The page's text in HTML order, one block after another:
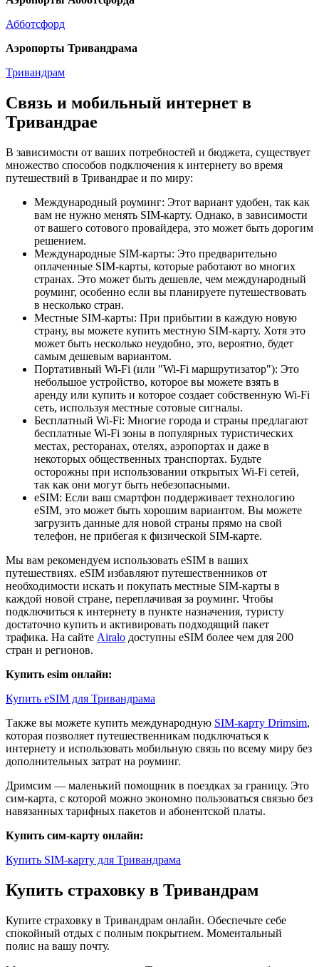
Абботсфорд
Аэропорты Тривандрама
Тривандрам
Связь и мобильный интернет в
Тривандрае
В зависимости от ваших потребностей и бюджета, существует
множество способов подключения к интернету во время
путешествий в Тривандрае и по миру:
Международный роуминг: Этот вариант удобен, так как
вам не нужно менять SIM-карту. Однако, в зависимости
от вашего сотового провайдера, это может быть дорогим
решением.
Международные SIM-карты: Это предварительно
оплаченные SIM-карты, которые работают во многих
странах. Это может быть дешевле, чем международный
роуминг, особенно если вы планируете путешествовать
в несколько стран.
Местные SIM-карты: При прибытии в каждую новую
страну, вы можете купить местную SIM-карту. Хотя это
может быть несколько неудобно, это, вероятно, будет
самым дешевым вариантом.
Портативный Wi-Fi (или "Wi-Fi маршрутизатор"): Это
небольшое устройство, которое вы можете взять в
аренду или купить и которое создает собственную Wi-Fi
сеть, используя местные сотовые сигналы.
Бесплатный Wi-Fi: Многие города и страны предлагают
бесплатные Wi-Fi зоны в популярных туристических
местах, ресторанах, отелях, аэропортах и даже в
некоторых общественных транспортах. Будьте
осторожны при использовании открытых Wi-Fi сетей,
так как они могут быть небезопасными.
eSIM: Если ваш смартфон поддерживает технологию
eSIM, это может быть хорошим вариантом. Вы можете
загрузить данные для новой страны прямо на свой
телефон, не прибегая к физической SIM-карте.
Мы вам рекомендуем использовать eSIM в ваших
путешествиях. eSIM избавляют путешественников от
необходимости искать и покупать местные SIM-карты в
каждой новой стране, переплачивая за роуминг. Чтобы
подключиться к интернету в пункте назначения, туристу
достаточно купить и активировать подходящий пакет
трафика. На сайте Airalo доступны eSIM более чем для 200
стран и регионов.
Купить esim онлайн:
Купить eSIM для Тривандрама
Также вы можете купить международную SIM-карту Drimsim,
которая позволяет путешественникам подключаться к
интернету и использовать мобильную связь по всему миру без
дополнительных затрат на роуминг.
Дримсим — маленький помощник в поездках за границу. Это
сим-карта, с которой можно экономно пользоваться связью без
навязанных тарифных пакетов и абонентской платы.
Купить сим-карту онлайн:
Купить SIM-карту для Тривандрама
Купить страховку в Тривандрам
Купите страховку в Тривандрам онлайн. Обеспечьте себе
спокойный отдых с полным покрытием. Моментальный
полис на вашу почту.